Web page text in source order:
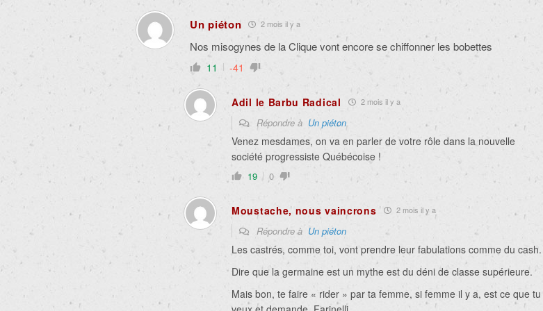
Un piéton 2 mois il y a
Nos misogynes de la Clique vont encore se chiffonner les bobettes
11 -41
Adil le Barbu Radical 2 mois il y a
Répondre à Un piéton
Venez mesdames, on va en parler de votre rôle dans la nouvelle
société progressiste Québécoise !
19 0
Moustache, nous vaincrons 2 mois il y a
Répondre à Un piéton
Les castrés, comme toi, vont prendre leur fabulations comme du cash.
Dire que la germaine est un mythe est du déni de classe supérieure.
Mais bon, te faire « rider » par ta femme, si femme il y a, est ce que tu